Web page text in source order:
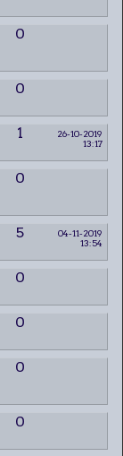
0
0
1
26-10-2019
13:17
0
5
04-11-2019
13:54
0
0
0
0